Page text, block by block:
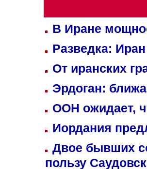
В Иране
Разведка:
От иранских
Эрдоган:
ООН ожидает,
Иордания
Двое бывших